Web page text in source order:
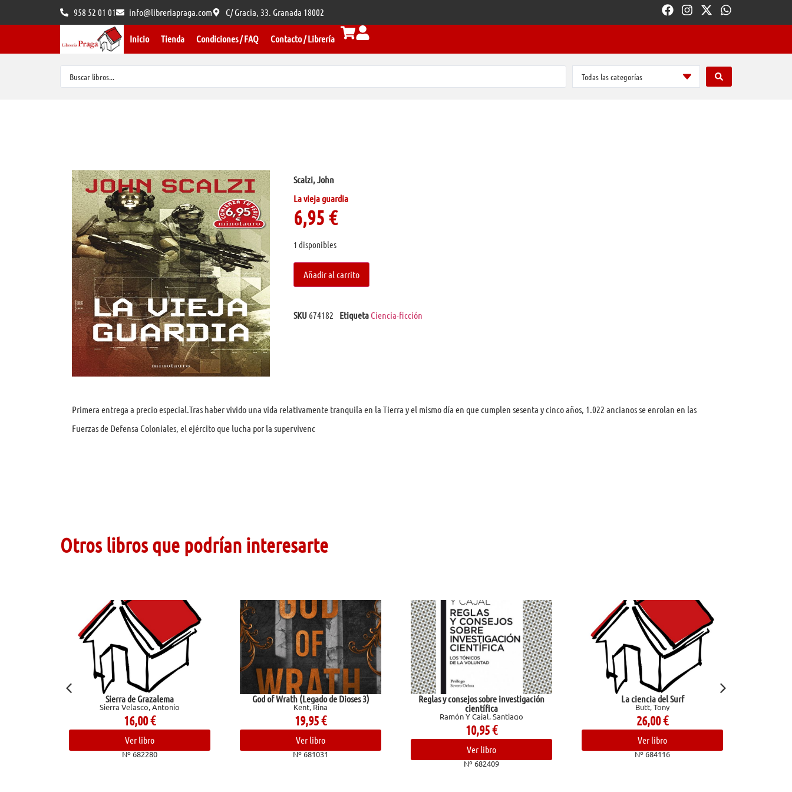
958 52 01 01 info@libreriapraga.com C/ Gracia, 33. Granada 18002
Inicio Tienda Condiciones / FAQ Contacto / Librería
Todas las categorías
Scalzi, John
La vieja guardia
6,95 €
1 disponibles
Añadir al carrito
SKU 674182 EtiquetaCiencia-ficción
Primera entrega a precio especial.Tras haber vivido una vida relativamente tranquila en la Tierra y el mismo día en que cumplen sesenta y cinco años, 1.022 ancianos se enrolan en las
Fuerzas de Defensa Coloniales, el ejército que lucha por la supervivenc
Otros libros que podrían interesarte
Sierra de Grazalema
Sierra Velasco, Antonio
€
Ver libro
Nº 682280
God of Wrath (Legado de Dioses 3)
Kent, Rina
€
Ver libro
Nº 681031
Reglas y consejos sobre investigación
científica
Ramón Y Cajal, Santiago
€
Ver libro
Nº 682409
La ciencia del Surf
Butt, Tony
€
Ver libro
Nº 684116